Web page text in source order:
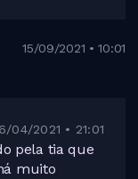
15/09/2021 • 10:01
04/2021 • 21:01
pela tia que
muito